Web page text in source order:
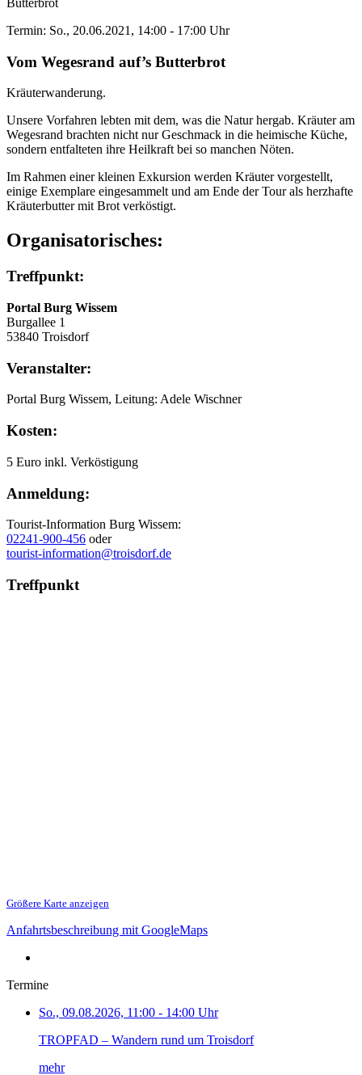
Butterbrot
Termin: So., 20.06.2021, 14:00 - 17:00 Uhr
Vom Wegesrand auf’s Butterbrot
Kräuterwanderung.
Unsere Vorfahren lebten mit dem, was die Natur hergab. Kräuter am
Wegesrand brachten nicht nur Geschmack in die heimische Küche,
sondern entfalteten ihre Heilkraft bei so manchen Nöten.
Im Rahmen einer kleinen Exkursion werden Kräuter vorgestellt,
einige Exemplare eingesammelt und am Ende der Tour als herzhafte
Kräuterbutter mit Brot verköstigt.
Organisatorisches:
Treffpunkt:
Portal Burg Wissem
Burgallee 1
53840 Troisdorf
Veranstalter:
Portal Burg Wissem, Leitung: Adele Wischner
Kosten:
5 Euro inkl. Verköstigung
Anmeldung:
Tourist-Information Burg Wissem:
02241-900-456 oder
tourist-information@troisdorf.de
Treffpunkt
Größere Karte anzeigen
Anfahrtsbeschreibung mit GoogleMaps
Termine
So., 09.08.2026, 11:00 - 14:00 Uhr
TROPFAD – Wandern rund um Troisdorf
mehr